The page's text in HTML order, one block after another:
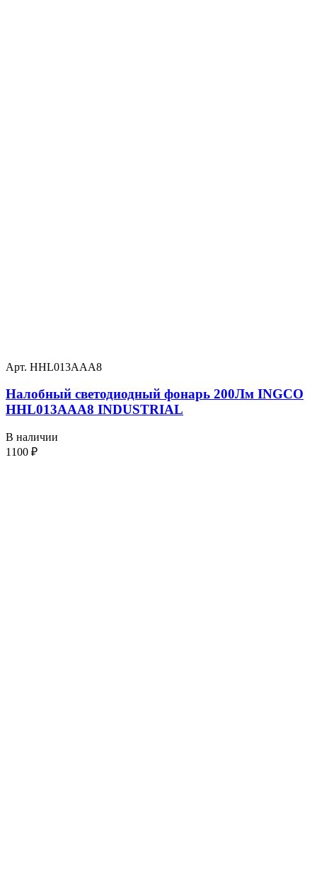
Арт. HHL013AAA8
Налобный светодиодный фонарь 200Лм INGCO
HHL013AAA8 INDUSTRIAL
В наличии
1100 ₽